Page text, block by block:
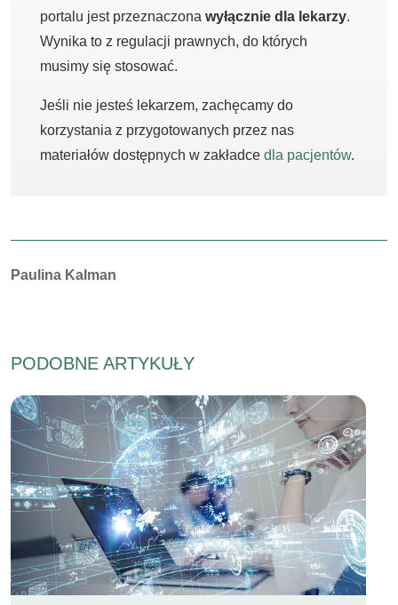
portalu jest przeznaczona wyłącznie dla lekarzy.
Wynika to z regulacji prawnych, do których
musimy się stosować.
Jeśli nie jesteś lekarzem, zachęcamy do
korzystania z przygotowanych przez nas
materiałów dostępnych w zakładce dla pacjentów.
Autorzy:
Paulina Kalman
PODOBNE ARTYKUŁY